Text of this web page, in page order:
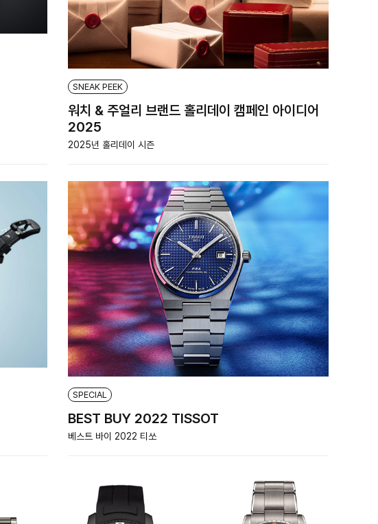
SNEAK PEEK
워치 & 주얼리 브랜드 홀리데이 캠페인 아이디어
2025
2025년 홀리데이 시즌
SPECIAL
BEST BUY 2022 TISSOT
베스트 바이 2022 티쏘